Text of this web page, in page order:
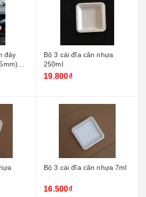
Bộ 3 cái đĩa cân nhựa
250ml
19.800₫
Bộ 3 cái đĩa cân nhựa 7ml
16.500₫